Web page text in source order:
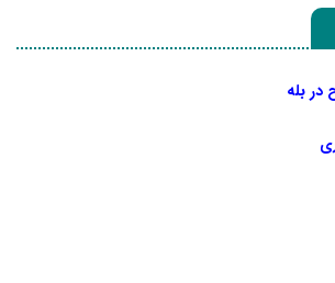
در بله